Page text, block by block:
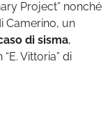
Project” nonché
Camerino, un
di sisma,
Vittoria” di